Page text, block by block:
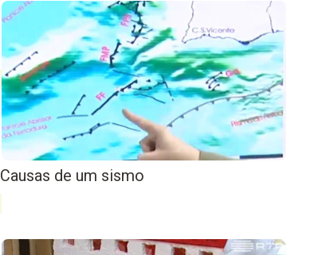
Causas de um sismo